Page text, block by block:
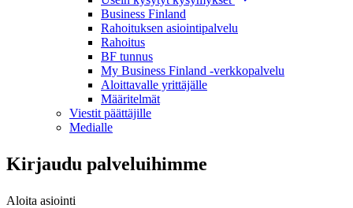
Business Finland
Rahoituksen asiointipalvelu
Rahoitus
BF tunnus
My Business Finland -verkkopalvelu
Aloittavalle yrittäjälle
Määritelmät
Viestit päättäjille
Medialle
Kirjaudu palveluihimme
Aloita asiointi